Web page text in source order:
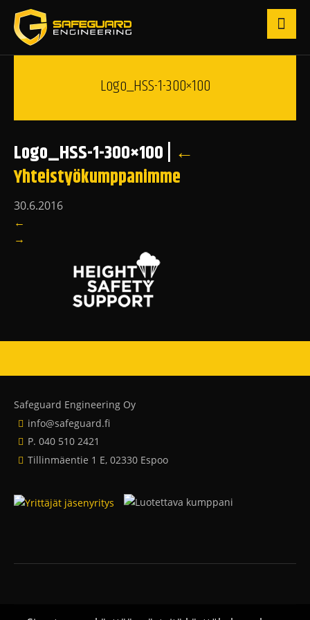
Logo_HSS-1-300×100
Logo_HSS-1-300×100 ←
Yhteistyökumppanimme
30.6.2016
←
→
Safeguard Engineering Oy
info@safeguard.fi
P. 040 510 2421
Tillinmäentie 1 E, 02330 Espoo